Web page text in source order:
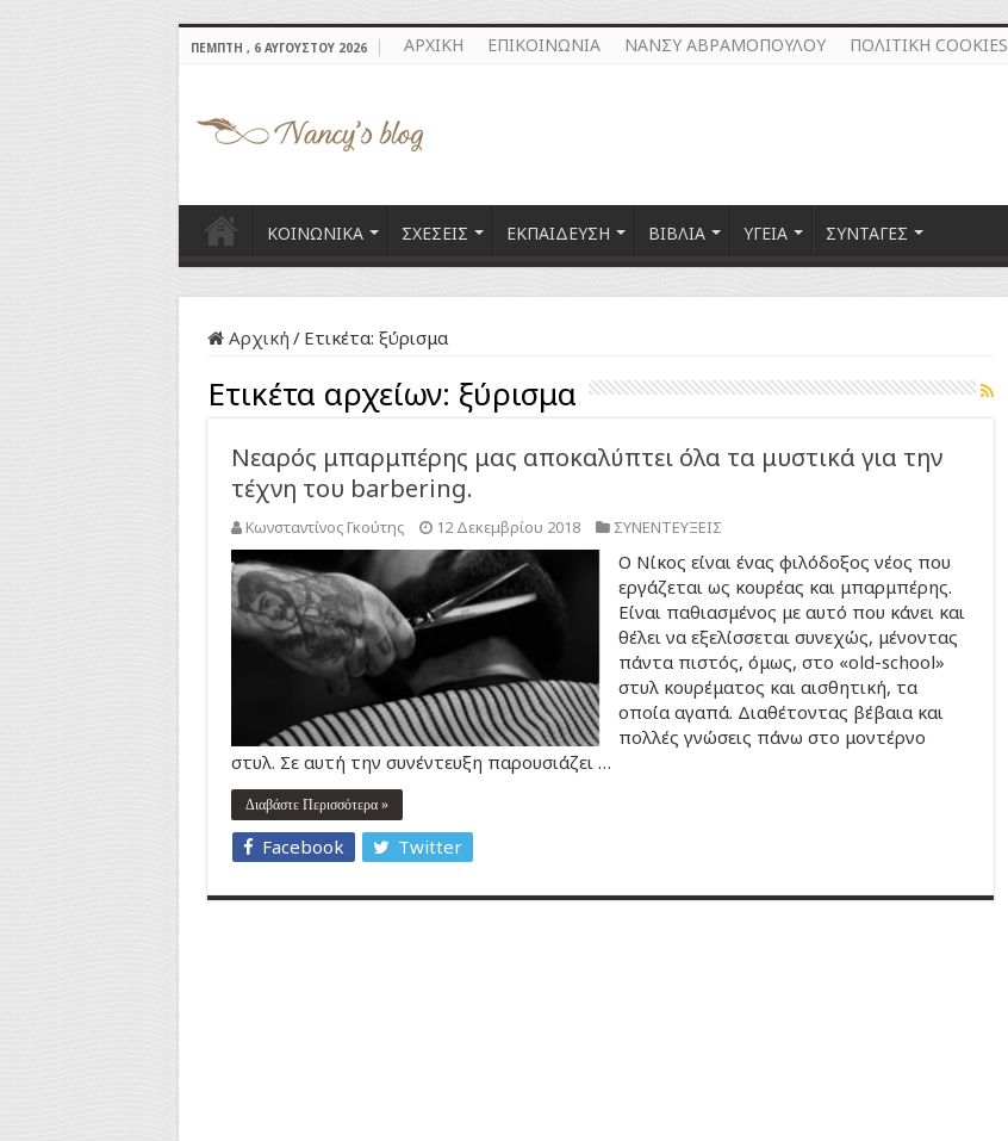
ΠΈΜΠΤΗ , 6 ΑΥΓΟΎΣΤΟΥ 2026 ΑΡΧΙΚΗ ΕΠΙΚΟΙΝΩΝΙΑ ΝΑΝΣΥ ΑΒΡΑΜΟΠΟΥΛΟΥ ΠΟΛΙΤΙΚΗ COOKIES
ΚΟΙΝΩΝΙΚΑ ΣΧΕΣΕΙΣ ΕΚΠΑΙΔΕΥΣΗ ΒΙΒΛΙΑ ΥΓΕΙΑ ΣΥΝΤΑΓΕΣ
Αρχική / Ετικέτα: ξύρισμα
Ετικέτα αρχείων: ξύρισμα
Νεαρός μπαρμπέρης μας αποκαλύπτει όλα τα μυστικά για την
τέχνη του barbering.
Κωνσταντίνος Γκούτης 12 Δεκεμβρίου 2018 ΣΥΝΕΝΤΕΥΞΕΙΣ
Ο Νίκος είναι ένας φιλόδοξος νέος που
εργάζεται ως κουρέας και μπαρμπέρης.
Είναι παθιασμένος με αυτό που κάνει και
θέλει να εξελίσσεται συνεχώς, μένοντας
πάντα πιστός, όμως, στο «old-school»
στυλ κουρέματος και αισθητική, τα
οποία αγαπά. Διαθέτοντας βέβαια και
πολλές γνώσεις πάνω στο μοντέρνο
στυλ. Σε αυτή την συνέντευξη παρουσιάζει …
Διαβάστε Περισσότερα »
Facebook Twitter